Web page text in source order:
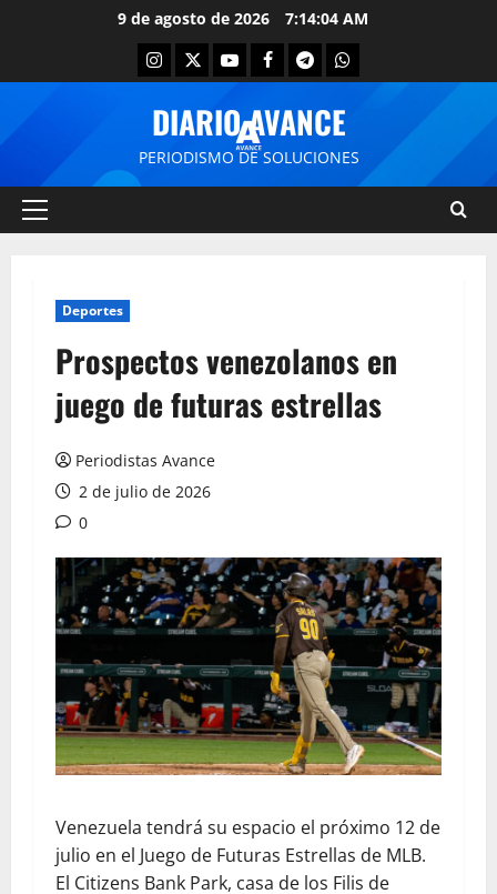
9 de agosto de 2026 7:14:05 AM
DIARIO AVANCE
PERIODISMO DE SOLUCIONES
Deportes
Prospectos venezolanos en
juego de futuras estrellas
Periodistas Avance
2 de julio de 2026
0
Venezuela tendrá su espacio el próximo 12 de
julio en el Juego de Futuras Estrellas de MLB.
El Citizens Bank Park, casa de los Filis de